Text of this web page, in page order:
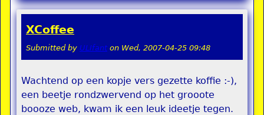
XCoffee
Submitted by ULIfanton Wed, 2007-04-25 09:48
Wachtend op een kopje vers gezette koffie :-),
een beetje rondzwervend op het grooote
boooze web, kwam ik een leuk ideetje tegen.